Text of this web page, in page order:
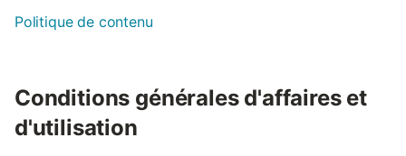
Politique de contenu
Conditions générales d'affaires et
d'utilisation